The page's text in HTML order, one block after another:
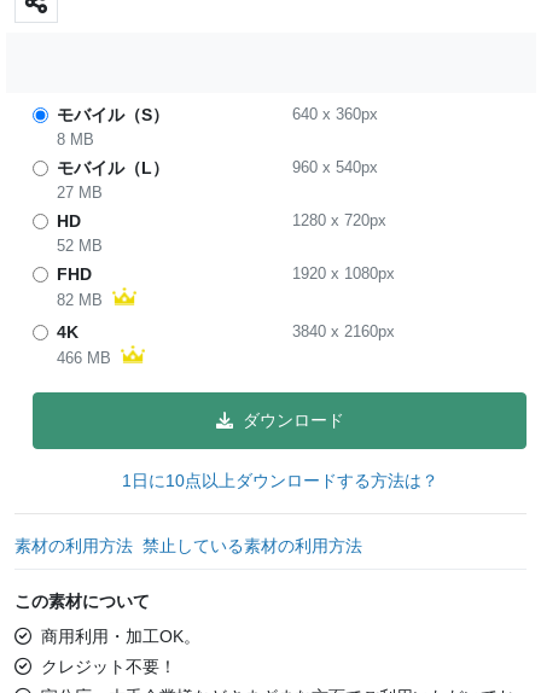
モバイル（S） 640x 360px
8 MB
モバイル（L） 960x 540px
27 MB
HD 1280x 720px
52 MB
FHD 1920x 1080px
82 MB
4K 3840x 2160px
466 MB
ダウンロード
1日に10点以上ダウンロードする方法は？
素材の利用方法 禁止している素材の利用方法
この素材について
商用利用・加工OK。
クレジット不要！